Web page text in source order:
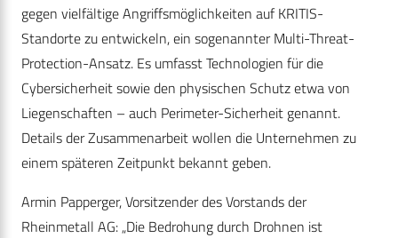
gegen vielfältige Angriffsmöglichkeiten auf KRITIS-
Standorte zu entwickeln, ein sogenannter Multi-Threat-
Protection-Ansatz. Es umfasst Technologien für die
Cybersicherheit sowie den physischen Schutz etwa von
Liegenschaften – auch Perimeter-Sicherheit genannt.
Details der Zusammenarbeit wollen die Unternehmen zu
einem späteren Zeitpunkt bekannt geben.
Armin Papperger, Vorsitzender des Vorstands der
Rheinmetall AG: „Die Bedrohung durch Drohnen ist